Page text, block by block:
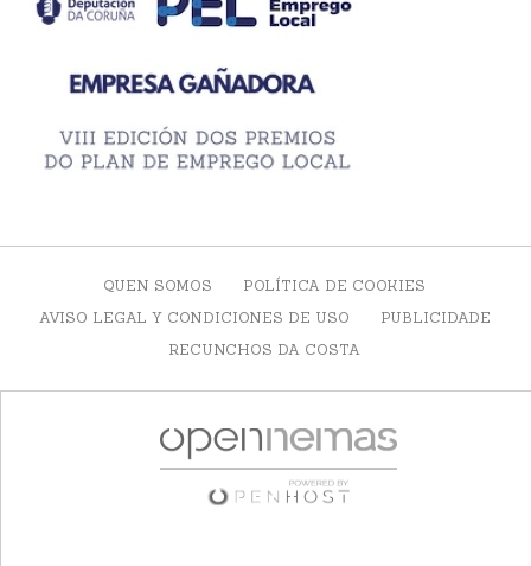
QUEN SOMOS
POLÍTICA DE COOKIES
AVISO LEGAL Y CONDICIONES DE USO
PUBLICIDADE
RECUNCHOS DA COSTA